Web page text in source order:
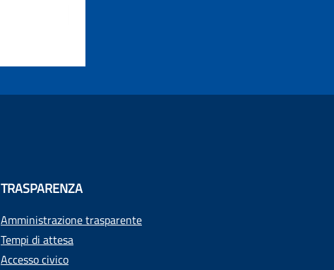
TRASPARENZA
Amministrazione trasparente
Tempi di attesa
Accesso civico